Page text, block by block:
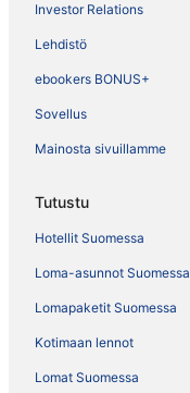
Investor Relations
Lehdistö
ebookers BONUS+
Sovellus
Mainosta sivuillamme
Tutustu
Hotellit Suomessa
Loma-asunnot Suomessa
Lomapaketit Suomessa
Kotimaan lennot
Lomat Suomessa